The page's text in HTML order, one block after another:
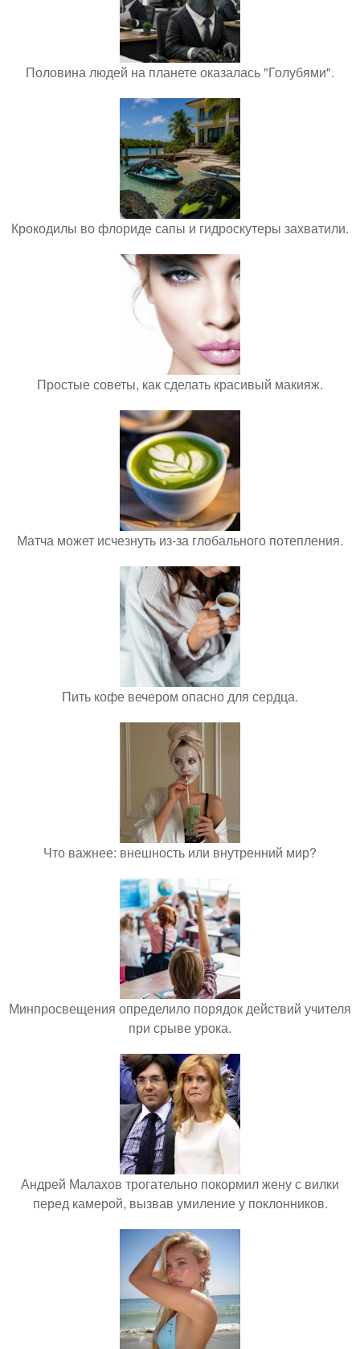
Половина людей на планете оказалась "Голубями".
Крокодилы во флориде сапы и гидроскутеры захватили.
Простые советы, как сделать красивый макияж.
Матча может исчезнуть из-за глобального потепления.
Пить кофе вечером опасно для сердца.
Что важнее: внешность или внутренний мир?
Минпросвещения определило порядок действий учителя
при срыве урока.
Андрей Малахов трогательно покормил жену с вилки
перед камерой, вызвав умиление у поклонников.